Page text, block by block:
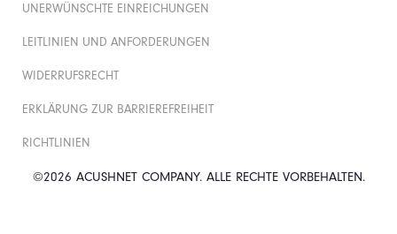
©2026 ACUSHNET COMPANY. ALLE RECHTE VORBEHALTEN.
UNERWÜNSCHTE EINREICHUNGEN
LEITLINIEN UND ANFORDERUNGEN
WIDERRUFSRECHT
ERKLÄRUNG ZUR BARRIEREFREIHEIT
RICHTLINIEN